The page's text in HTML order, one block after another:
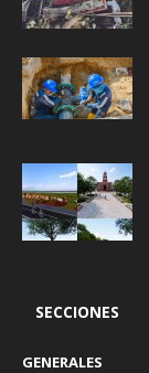
SECCIONES
GENERALES